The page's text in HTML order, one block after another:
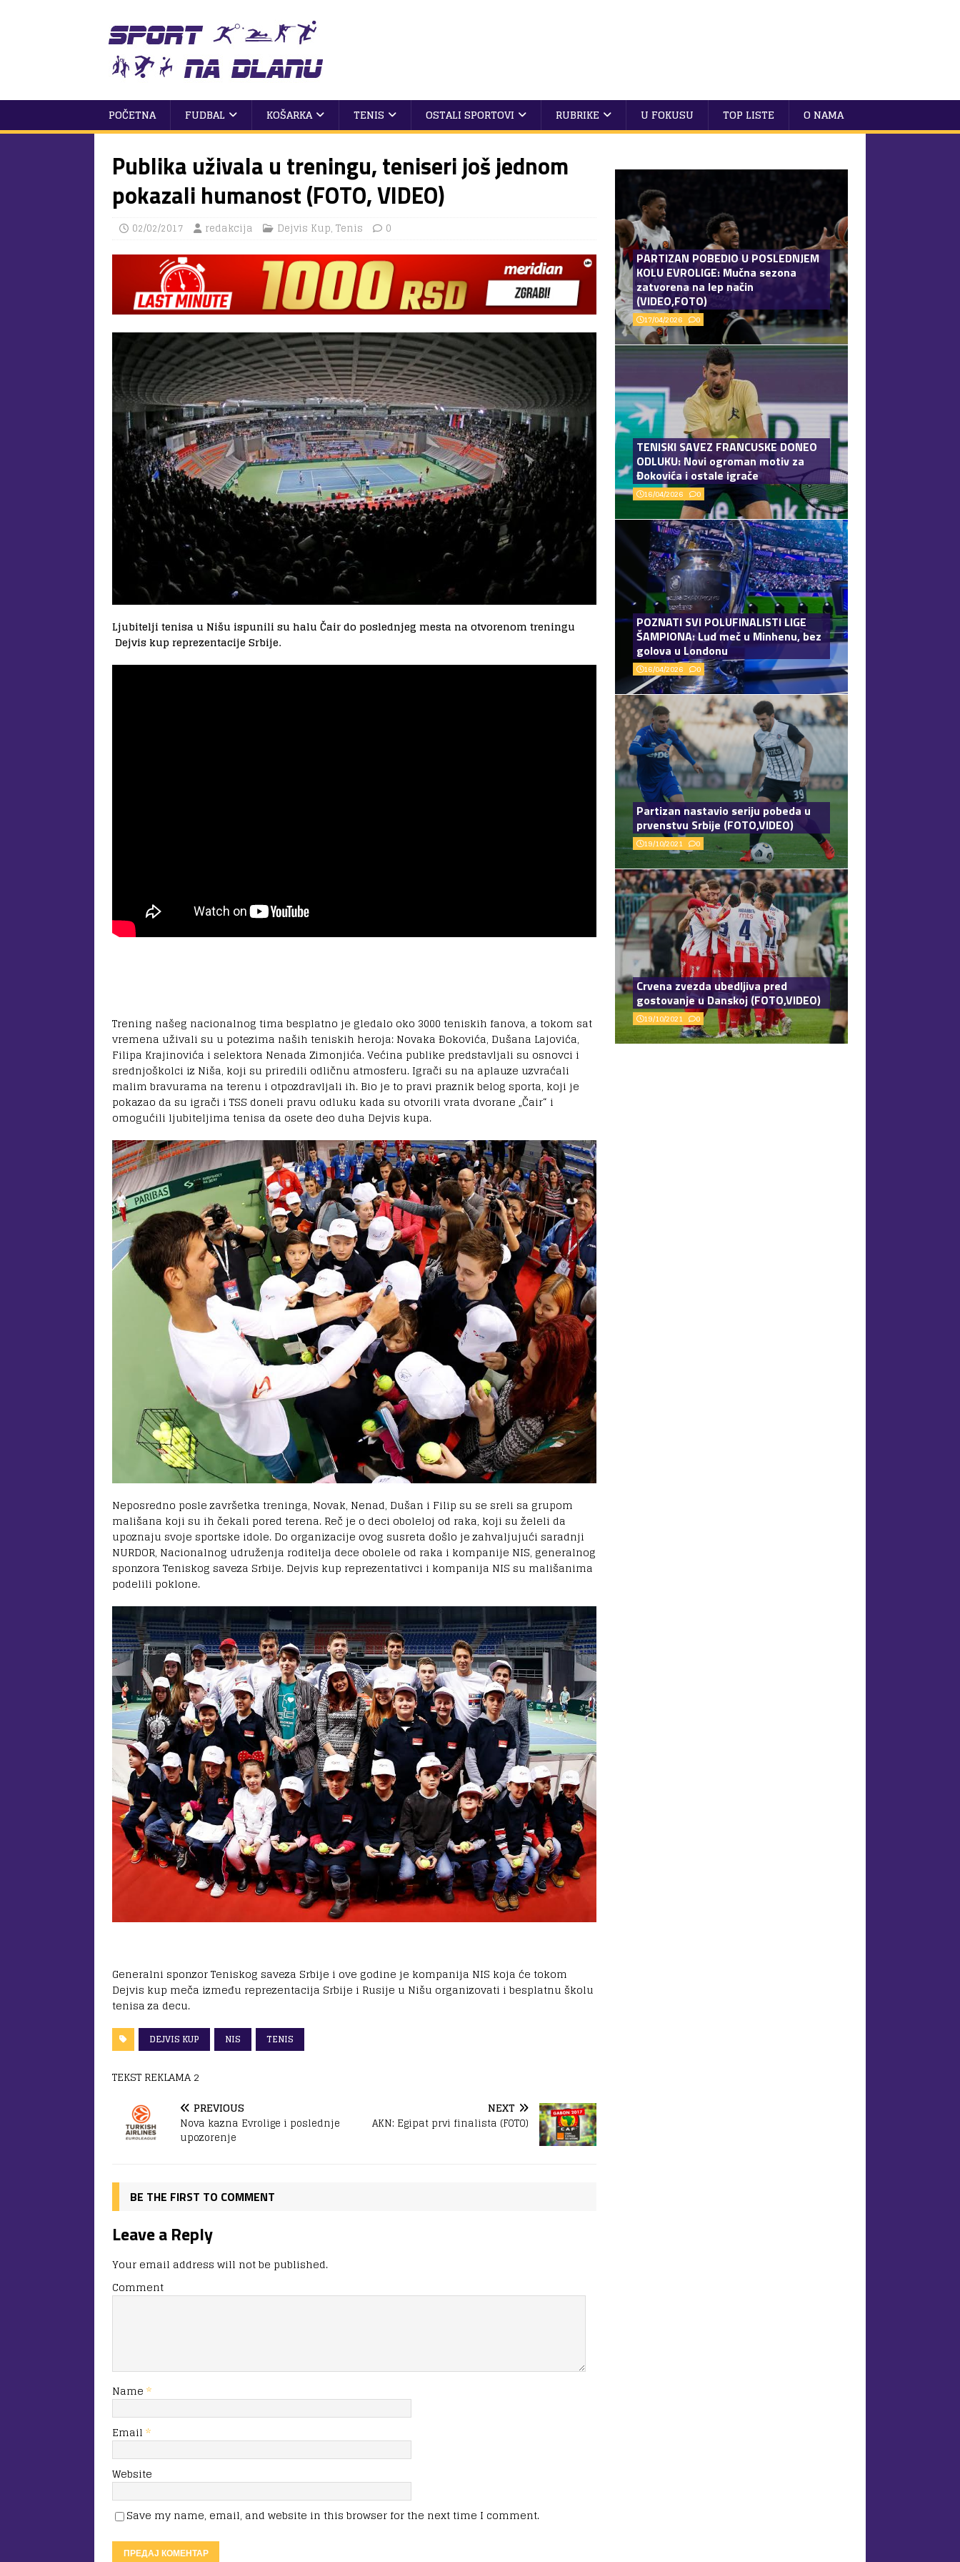
POČETNA FUDBAL KOŠARKA TENIS OSTALI SPORTOVI RUBRIKE U FOKUSU TOP LISTE O NAMA
Publika uživala u treningu, teniseri još jednom
pokazali humanost (FOTO, VIDEO)
02/02/2017 redakcija Dejvis Kup, Tenis 0
Ljubitelji tenisa u Nišu ispunili su halu Čair do poslednjeg mesta na otvorenom treningu
Dejvis kup reprezentacije Srbije.
Trening našeg nacionalnog tima besplatno je gledalo oko 3000 teniskih fanova, a tokom sat
vremena uživali su u potezima naših teniskih heroja: Novaka Đokovića, Dušana Lajovića,
Filipa Krajinovića i selektora Nenada Zimonjića. Većina publike predstavljali su osnovci i
srednjoškolci iz Niša, koji su priredili odličnu atmosferu. Igrači su na aplauze uzvraćali
malim bravurama na terenu i otpozdravljali ih. Bio je to pravi praznik belog sporta, koji je
pokazao da su igrači i TSS doneli pravu odluku kada su otvorili vrata dvorane „Čair“ i
omogućili ljubiteljima tenisa da osete deo duha Dejvis kupa.
Neposredno posle završetka treninga, Novak, Nenad, Dušan i Filip su se sreli sa grupom
mališana koji su ih čekali pored terena. Reč je o deci oboleloj od raka, koji su želeli da
upoznaju svoje sportske idole. Do organizacije ovog susreta došlo je zahvaljujući saradnji
NURDOR, Nacionalnog udruženja roditelja dece obolele od raka i kompanije NIS, generalnog
sponzora Teniskog saveza Srbije. Dejvis kup reprezentativci i kompanija NIS su mališanima
podelili poklone.
Generalni sponzor Teniskog saveza Srbije i ove godine je kompanija NIS koja će tokom
Dejvis kup meča između reprezentacija Srbije i Rusije u Nišu organizovati i besplatnu školu
tenisa za decu.
DEJVIS KUP NIS TENIS
TEKST REKLAMA 2
PREVIOUS
Nova kazna Evrolige i poslednje
upozorenje
NEXT
AKN: Egipat prvi finalista (FOTO)
BE THE FIRST TO COMMENT
Leave a Reply
Your email address will not be published.
Comment
Name *
Email *
Website
Save my name, email, and website in this browser for the next time I comment.
PARTIZAN POBEDIO U POSLEDNJEM
KOLU EVROLIGE: Mučna sezona
zatvorena na lep način
(VIDEO,FOTO)
17/04/2026 0
TENISKI SAVEZ FRANCUSKE DONEO
ODLUKU: Novi ogroman motiv za
Đokovića i ostale igrače
16/04/2026 0
POZNATI SVI POLUFINALISTI LIGE
ŠAMPIONA: Lud meč u Minhenu, bez
golova u Londonu
16/04/2026 0
Partizan nastavio seriju pobeda u
prvenstvu Srbije (FOTO,VIDEO)
19/10/2021 0
Crvena zvezda ubedljiva pred
gostovanje u Danskoj (FOTO,VIDEO)
19/10/2021 0